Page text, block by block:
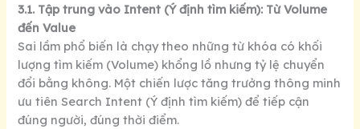
3.1. Tập trung vào Intent (Ý định tìm kiếm): Từ Volume
đến Value
Sai lầm phổ biến là chạy theo những từ khóa có khối
lượng tìm kiếm (Volume) khổng lồ nhưng tỷ lệ chuyển
đổi bằng không. Một chiến lược tăng trưởng thông minh
ưu tiên Search Intent (Ý định tìm kiếm) để tiếp cận
đúng người, đúng thời điểm.